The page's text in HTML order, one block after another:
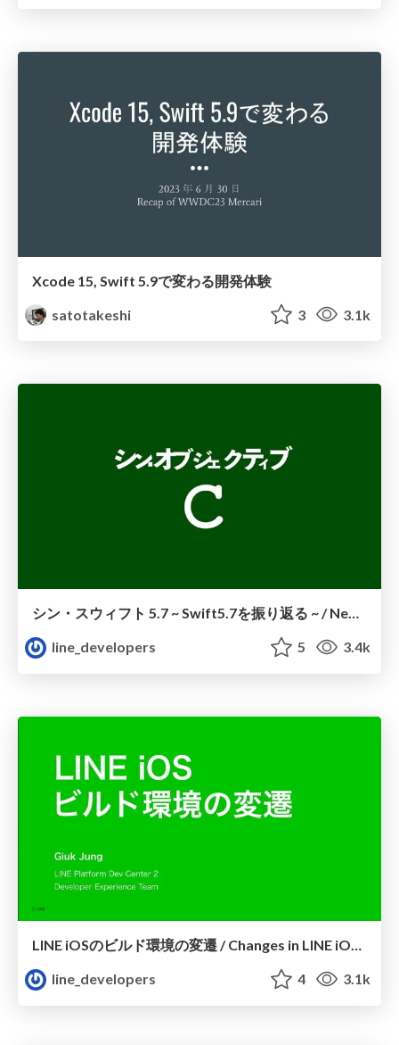
Xcode 15, Swift 5.9で変わる開発体験
satotakeshi
3 3.1k
シン・スウィフト 5.7 ~ Swift5.7を振り返る ~ / New Swift 5.7
line_developers
5 3.4k
LINE iOSのビルド環境の変遷 / Changes in LINE iOS Build Environment
line_developers
4 3.1k